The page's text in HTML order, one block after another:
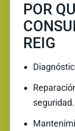
POR
REIG
seguridad.